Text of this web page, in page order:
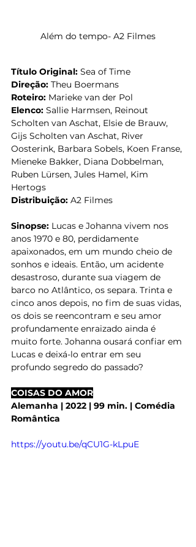
Além do tempo- A2 Filmes
Título Original: Sea of Time
Direção: Theu Boermans
Roteiro: Marieke van der Pol
Elenco: Sallie Harmsen, Reinout
Scholten van Aschat, Elsie de Brauw,
Gijs Scholten van Aschat, River
Oosterink, Barbara Sobels, Koen Franse,
Mieneke Bakker, Diana Dobbelman,
Ruben Lürsen, Jules Hamel, Kim
Hertogs
Distribuição: A2 Filmes
Sinopse: Lucas e Johanna vivem nos
anos 1970 e 80, perdidamente
apaixonados, em um mundo cheio de
sonhos e ideais. Então, um acidente
desastroso, durante sua viagem de
barco no Atlântico, os separa. Trinta e
cinco anos depois, no fim de suas vidas,
os dois se reencontram e seu amor
profundamente enraizado ainda é
muito forte. Johanna ousará confiar em
Lucas e deixá-lo entrar em seu
profundo segredo do passado?
COISAS DO AMOR
Alemanha | 2022 | 99 min. | Comédia
Romântica
https://youtu.be/qCU1G-kLpuE